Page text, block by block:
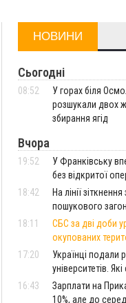
НОВИНИ
Сьогодні
08:52
У горах біля
розшукали двох
збирання ягід
Вчора
19:52
У Франківську
без відкритої
18:42
На лінії
пошукового
18:11
СБС за дві доби
окупованих
17:20
Українці подали
університетів.
16:43
Зарплати на
10%, але до